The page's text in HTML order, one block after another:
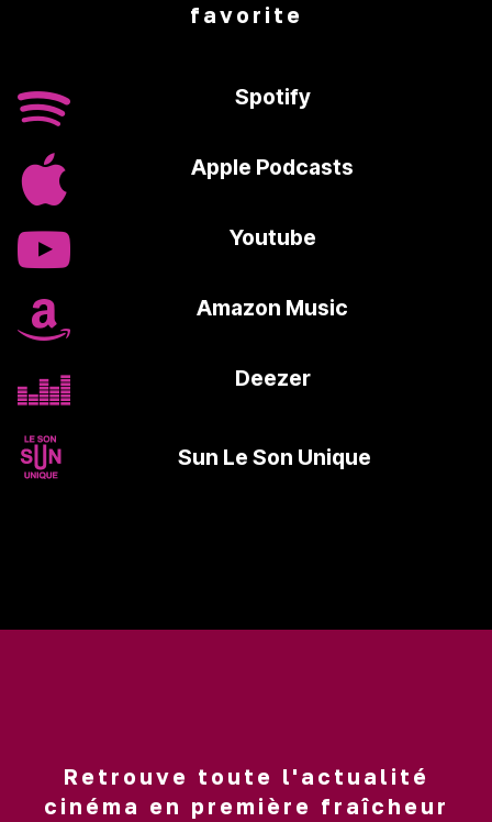
favorite
Spotify
Apple Podcasts
Youtube
Amazon Music
Deezer
Sun Le Son Unique
Retrouve toute l'actualité
cinéma en première fraîcheur